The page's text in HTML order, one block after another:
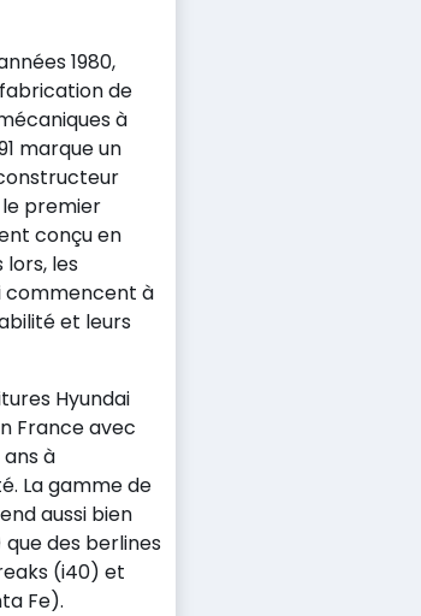
1980,
de
à
marque un
premier
conçu en
lors, les
commencent à
et leurs
Hyundai
France avec
à
La gamme de
aussi bien
que des berlines
(i40) et
Fe).